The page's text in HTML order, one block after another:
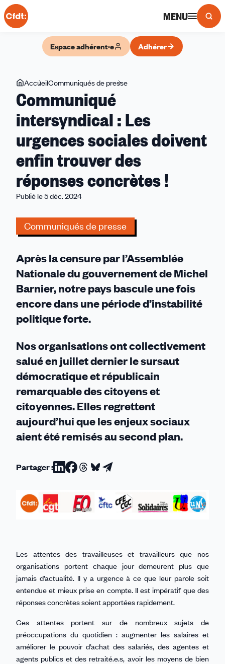
Panneau de gestion des cookies
MENU
Espace adhérent·e Adhérer
Vous
êtes
ici
AccueilCommuniqués de presse
:
Les
urgences
sociales
doivent
enfin
trouver
concrètes
!
Communiqué
intersyndical : Les
urgences sociales doivent
enfin trouver des
réponses concrètes !
Publié le 5 déc. 2024
Communiqués de presse
Après la censure par l’Assemblée
Nationale du gouvernement de Michel
Barnier, notre pays bascule une fois
encore dans une période d’instabilité
politique forte.
Nos organisations ont collectivement
salué en juillet dernier le sursaut
démocratique et républicain
remarquable des citoyens et
citoyennes. Elles regrettent
aujourd’hui que les enjeux sociaux
aient été remisés au second plan.
Partager :Partager
Linkedin
Partager
Facebook
Partager
Threads
Partager
Bluesky
Partager
email
Les attentes des travailleuses et travailleurs que nos
organisations portent chaque jour demeurent plus que
jamais d’actualité. Il y a urgence à ce que leur parole soit
entendue et mieux prise en compte. Il est impératif que des
réponses concrètes soient apportées rapidement.
Ces attentes portent sur de nombreux sujets de
préoccupations du quotidien : augmenter les salaires et
améliorer le pouvoir d’achat des salariés, des agentes et
agents publics et des retraité.e.s, avoir les moyens de bien